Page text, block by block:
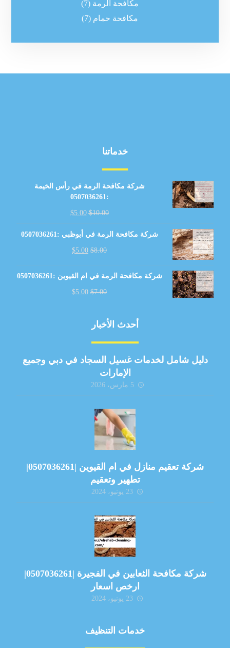
مكافحة الرمة (7)
مكافحة حمام (7)
خدماتنا
شركة مكافحة الرمة في رأس الخيمة
:0507036261
$10.00
$5.00
شركة مكافحة الرمة في أبوظبي :0507036261
$8.00
$5.00
شركة مكافحة الرمة في ام القيوين :0507036261
$7.00
$5.00
أحدث الأخبار
دليل شامل لخدمات غسيل السجاد في دبي وجميع
الإمارات
5 مارس، 2026
شركة تعقيم منازل في ام القيوين |0507036261|
تطهير وتعقيم
23 يونيو، 2024
شركة مكافحة الثعابين في الفجيرة |0507036261|
ارخص اسعار
23 يونيو، 2024
خدمات التنظيف